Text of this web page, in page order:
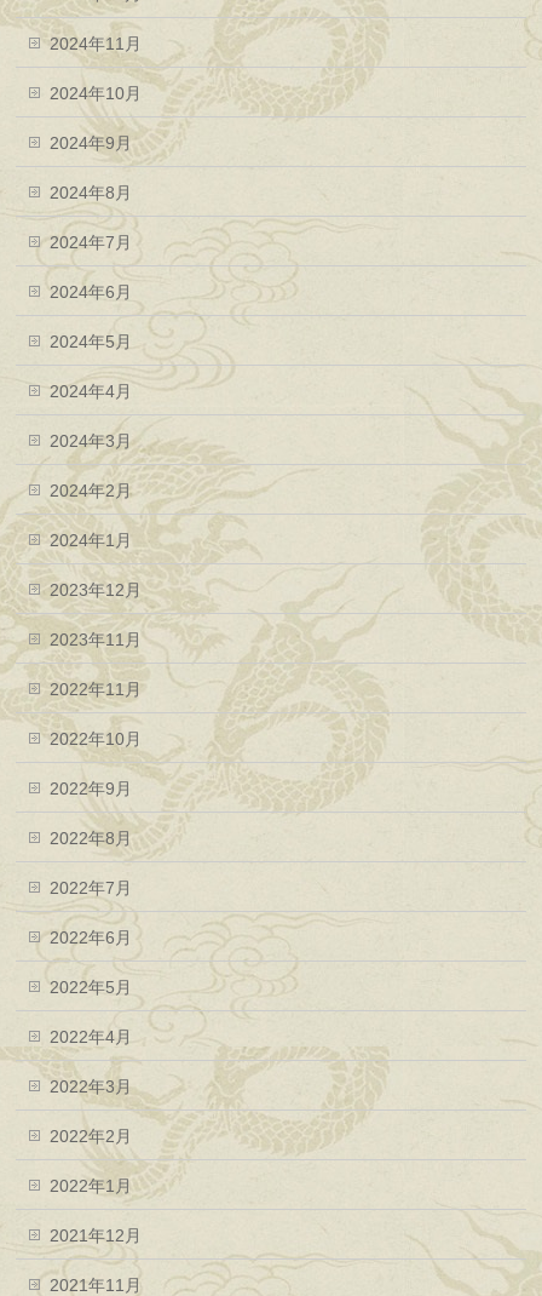
2024年11月
2024年10月
2024年9月
2024年8月
2024年7月
2024年6月
2024年5月
2024年4月
2024年3月
2024年2月
2024年1月
2023年12月
2023年11月
2022年11月
2022年10月
2022年9月
2022年8月
2022年7月
2022年6月
2022年5月
2022年4月
2022年3月
2022年2月
2022年1月
2021年12月
2021年11月